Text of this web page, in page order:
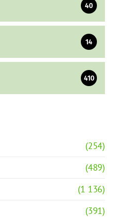
40
14
410
(254)
(489)
(1 136)
(391)